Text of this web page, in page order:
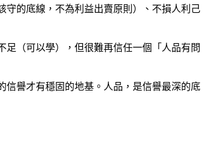
的底線，不為利益出賣原則）、不損人利己
（可以學），但很難再信任一個「人品有問
譽才有穩固的地基。人品，是信譽最深的底